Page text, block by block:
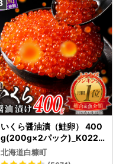
いくら醤油漬（鮭卵） 400
g(200g×2パック)_K022-
1676
北海道白糠町